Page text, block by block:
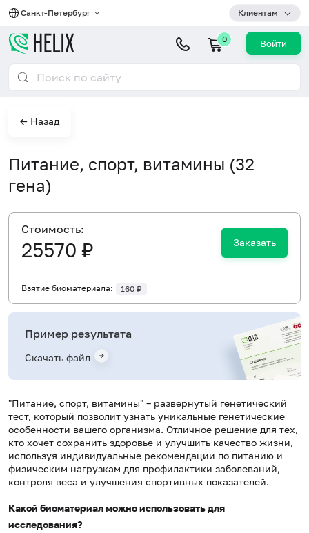
Санкт-Петербург Клиентам
0 Войти
← Назад
Питание, спорт, витамины (32
гена)
"Питание, спорт, витамины" – развернутый генетический
тест, который позволит узнать уникальные генетические
особенности вашего организма. Отличное решение для тех,
кто хочет сохранить здоровье и улучшить качество жизни,
используя индивидуальные рекомендации по питанию и
физическим нагрузкам для профилактики заболеваний,
контроля веса и улучшения спортивных показателей.
Какой биоматериал можно использовать для
исследования?
Cтоимость:
25570 ₽ Заказать
Взятие биоматериала: 160 ₽
Пример результата
Скачать файл